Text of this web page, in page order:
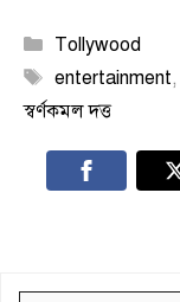
Categories
Tollywood
Tags
entertainment,
স্বর্ণকমল দত্ত